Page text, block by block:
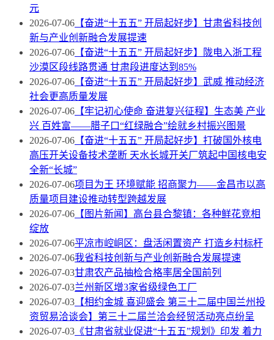
元
2026-07-06 【奋进“十五五” 开局起好步】甘肃省科技创
新与产业创新融合发展提速
2026-07-06 【奋进“十五五” 开局起好步】陇电入浙工程
沙漠区段线路贯通 甘肃段进度达到85%
2026-07-06 【奋进“十五五” 开局起好步】武威 推动经济
社会更高质量发展
2026-07-06 【牢记初心使命 奋进复兴征程】生态美 产业
兴 百姓富——腊子口“红绿融合”绘就乡村振兴图景
2026-07-06 【奋进“十五五” 开局起好步】打破国外核电
高压开关设备技术垄断 天水长城开关厂筑起中国核电安
全新“长城”
2026-07-06项目为王 环境赋能 招商聚力——金昌市以高
质量项目建设推动转型跨越发展
2026-07-06 【图片新闻】高台县合黎镇：各种鲜花竞相
绽放
2026-07-06平凉市崆峒区：盘活闲置资产 打造乡村标杆
2026-07-06我省科技创新与产业创新融合发展提速
2026-07-03甘肃农产品抽检合格率居全国前列
2026-07-03兰州新区增3家省级绿色工厂
2026-07-03 【相约金城 喜迎盛会 第三十二届中国兰州投
资贸易洽谈会】第三十二届兰洽会经贸活动亮点纷呈
2026-07-03 《甘肃省就业促进“十五五”规划》印发 着力